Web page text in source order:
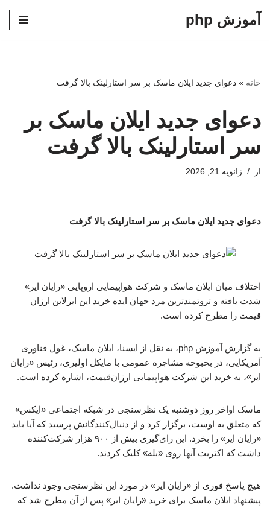
آموزش php
خانه » دعوای جدید ایلان ماسک بر سر استارلینک بالا گرفت
دعوای جدید ایلان ماسک بر
سر استارلینک بالا گرفت
از ژانویه 21, 2026
دعوای جدید ایلان ماسک بر سر استارلینک بالا گرفت
اختلاف میان ایلان ماسک و شرکت هواپیمایی اروپایی «رایان ایر»
شدت یافته و ثروتمندترین مرد جهان ایده خرید این ایرلاین ارزان
قیمت را مطرح کرده است.
به گزارش آموزش php، به نقل از ایسنا، ایلان ماسک، غول فناوری
آمریکایی، در بحبوحه مشاجره عمومی با مایکل اولیری، رئیس «رایان
ایر»، به خرید این شرکت هواپیمایی ارزان‌قیمت، اشاره کرده است.
ماسک اواخر روز دوشنبه یک نظرسنجی در شبکه اجتماعی «ایکس»
که متعلق به اوست، برگزار کرد و از دنبال‌کنندگانش پرسید که آیا باید
«رایان ایر» را بخرد. این رای‌گیری بیش از ۹۰۰ هزار شرکت‌کننده
داشت که اکثریت آنها روی «بله» کلیک کردند.
هیچ پاسخ فوری از «رایان ایر» در مورد این نظرسنجی وجود نداشت.
پیشنهاد ایلان ماسک برای خرید «رایان ایر» پس از آن مطرح شد که